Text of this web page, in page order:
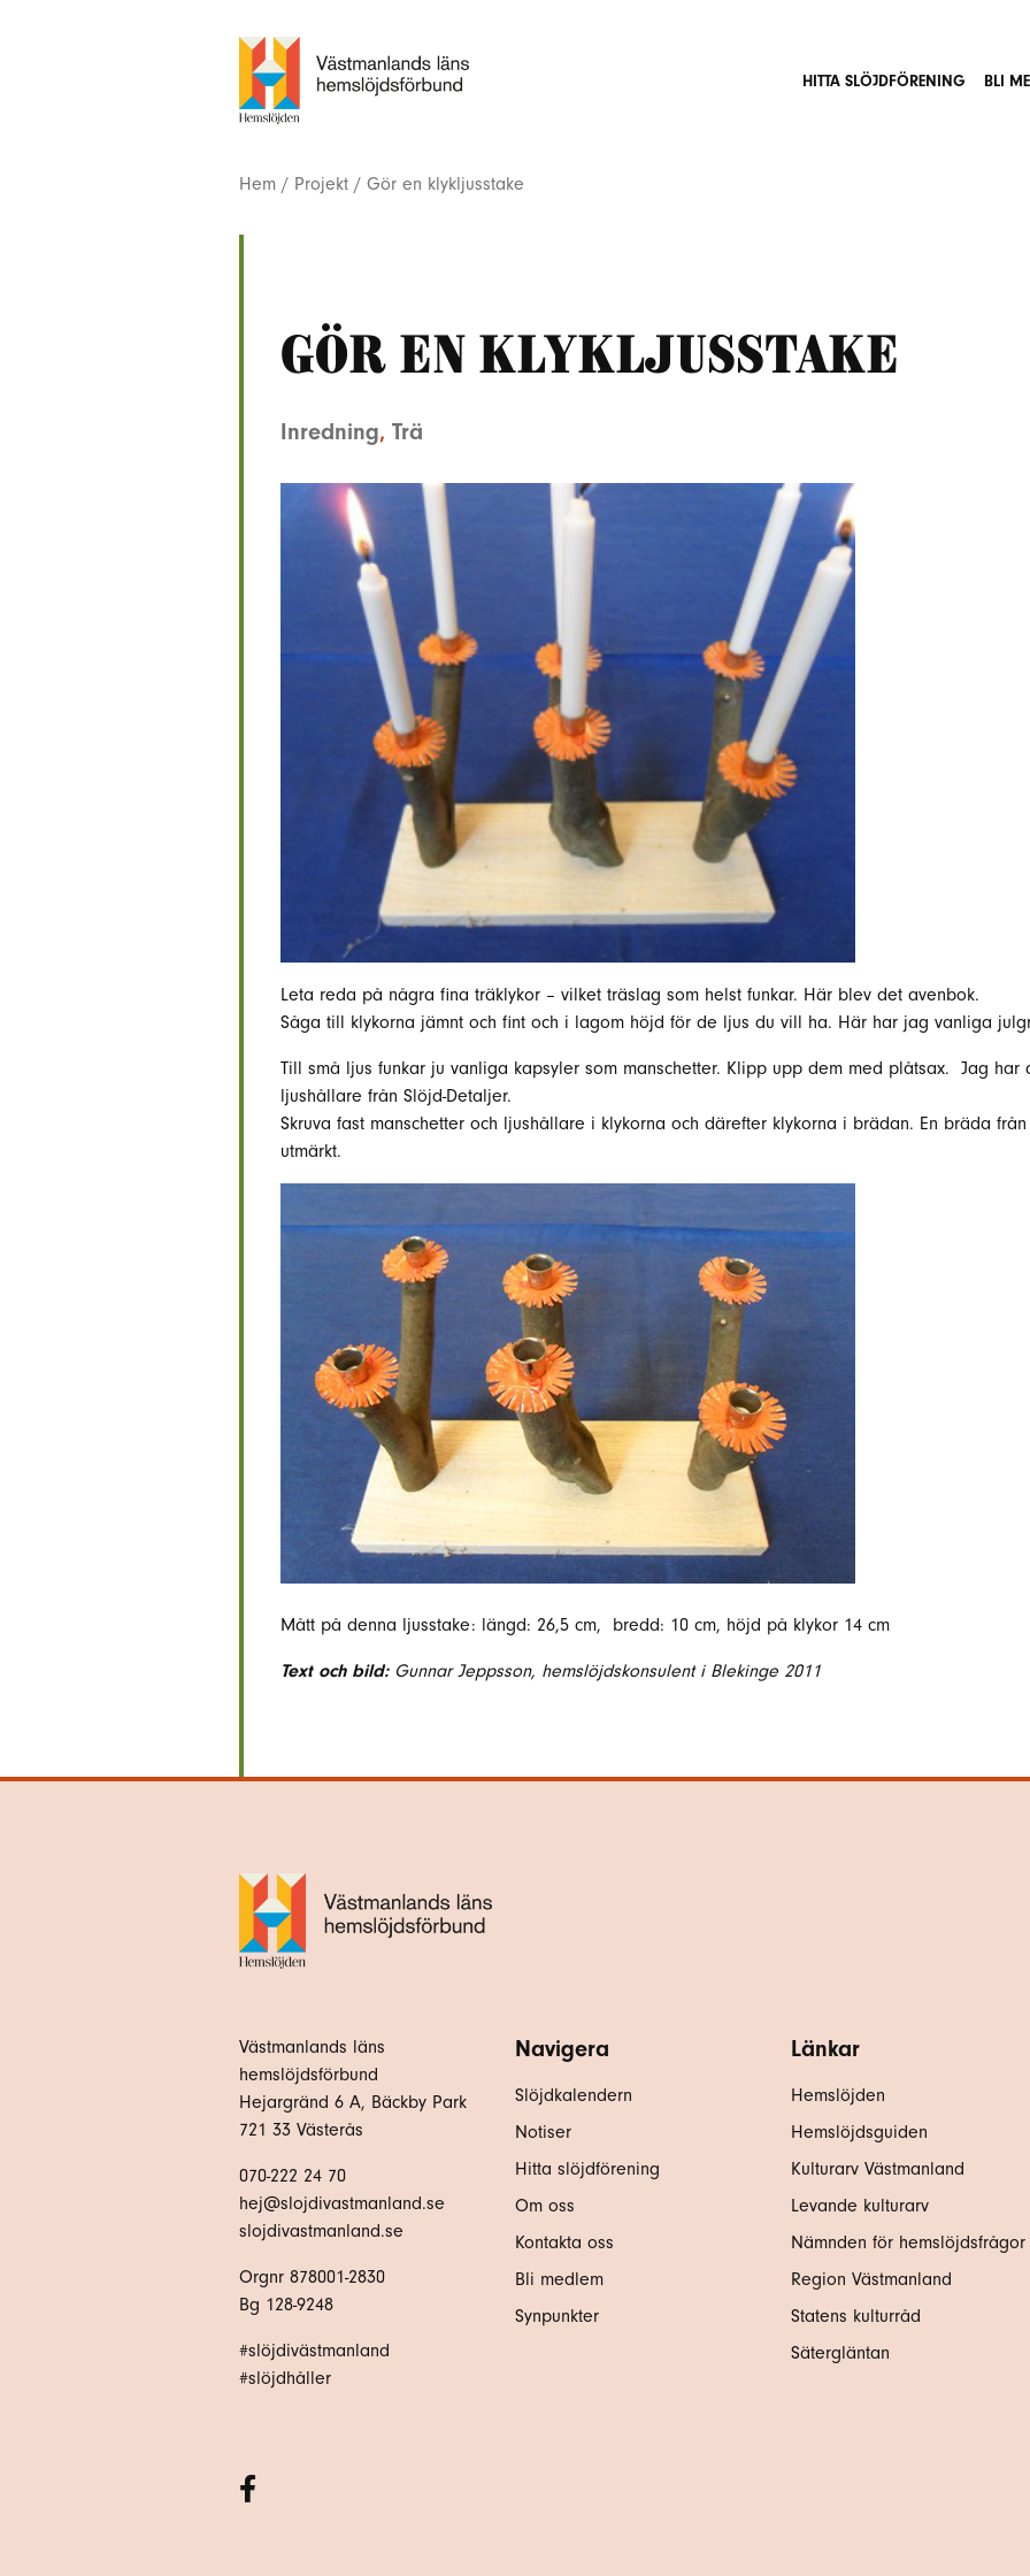
HITTA SLÖJDFÖRENING BLI
Hem / Projekt / Gör en klykljusstake
Gör en klykljusstake
Inredning, Trä
Leta reda på några fina träklykor – vilket träslag som helst funkar. Här blev det avenbok.
Såga till klykorna jämnt och fint och i lagom höjd för de ljus du vill ha. Här har jag vanliga
Till små ljus funkar ju vanliga kapsyler som manschetter. Klipp upp dem med plåtsax. Jag har
ljushållare från Slöjd-Detaljer.
Skruva fast manschetter och ljushållare i klykorna och därefter klykorna i brädan. En bräda
utmärkt.
Mått på denna ljusstake: längd: 26,5 cm, bredd: 10 cm, höjd på klykor 14 cm
Text och bild:Gunnar Jeppsson, hemslöjdskonsulent i Blekinge 2011
Västmanlands läns
hemslöjdsförbund
Hejargränd 6 A, Bäckby Park
721 33 Västerås
070-222 24 70
hej@slojdivastmanland.se
slojdivastmanland.se
Orgnr 878001-2830
Bg 128-9248
#slöjdivästmanland
#slöjdhåller
Navigera
Slöjdkalendern
Notiser
Hitta slöjdförening
Om oss
Kontakta oss
Bli medlem
Synpunkter
Länkar
Hemslöjden
Hemslöjdsguiden
Kulturarv Västmanland
Levande kulturarv
Nämnden för hemslöjdsfrågor
Region Västmanland
Statens kulturråd
Sätergläntan